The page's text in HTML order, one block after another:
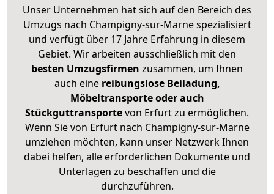
Unser Unternehmen hat sich auf den Bereich des
Umzugs nach Champigny-sur-Marne spezialisiert
und verfügt über 17 Jahre Erfahrung in diesem
Gebiet. Wir arbeiten ausschließlich mit den
besten Umzugsfirmen zusammen, um Ihnen
auch eine reibungslose Beiladung,
Möbeltransporte oder auch
Stückguttransportevon Erfurt zu ermöglichen.
Wenn Sie von Erfurt nach Champigny-sur-Marne
umziehen möchten, kann unser Netzwerk Ihnen
dabei helfen, alle erforderlichen Dokumente und
Unterlagen zu beschaffen und die
durchzuführen.